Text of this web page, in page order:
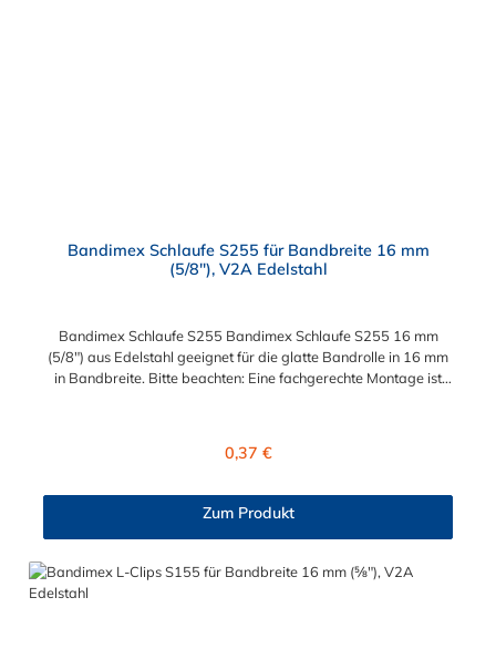
Bandimex Schlaufe S255 für Bandbreite 16 mm
(5/8"), V2A Edelstahl
Bandimex Schlaufe S255 Bandimex Schlaufe S255 16 mm
(5/8") aus Edelstahl geeignet für die glatte Bandrolle in 16 mm
in Bandbreite. Bitte beachten: Eine fachgerechte Montage ist
Regulärer Preis:
0,37 €
Zum Produkt